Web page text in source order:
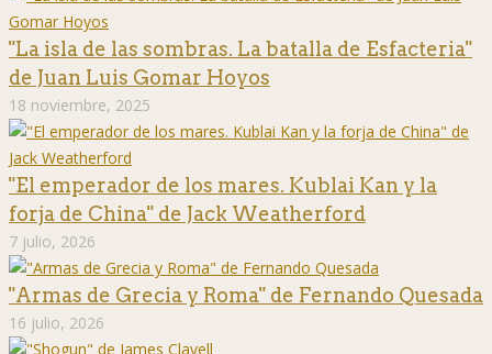
"La isla de las sombras. La batalla de Esfacteria"
de Juan Luis Gomar Hoyos
18 noviembre, 2025
"El emperador de los mares. Kublai Kan y la
forja de China" de Jack Weatherford
7 julio, 2026
"Armas de Grecia y Roma" de Fernando Quesada
16 julio, 2026